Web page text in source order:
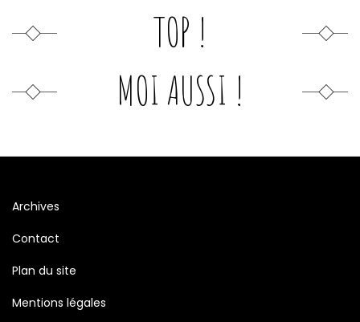
TOP !
MOI AUSSI !
Archives
Contact
Plan du site
Mentions légales